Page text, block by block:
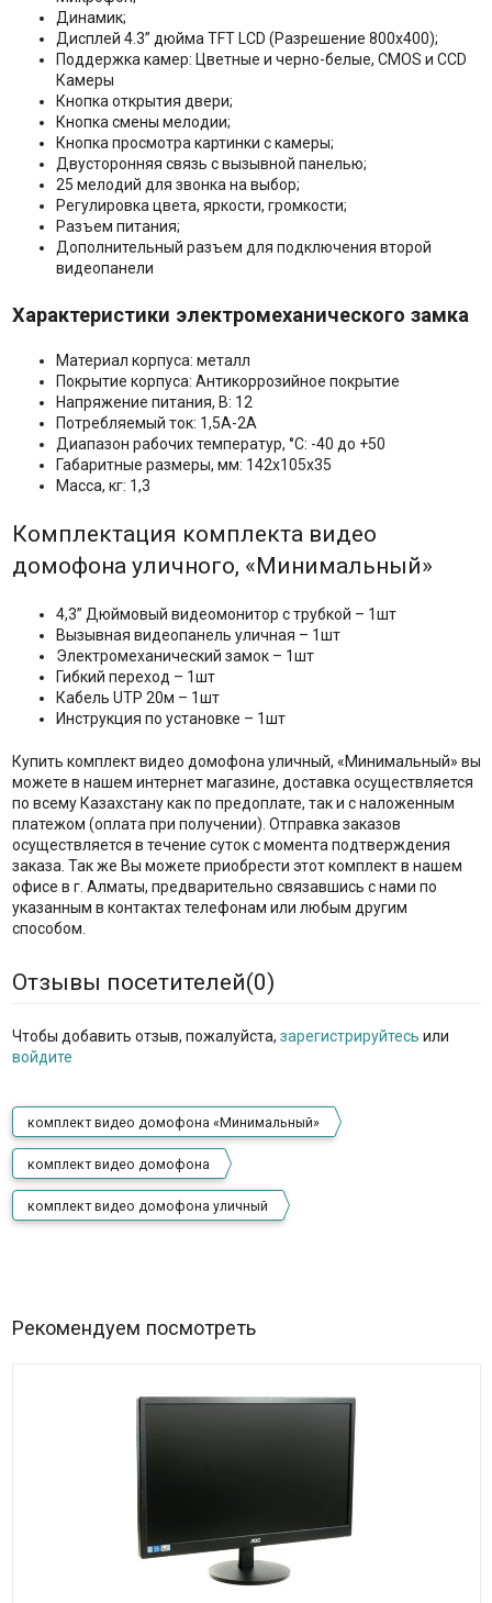
Динамик;
Дисплей 4.3” дюйма TFT LCD (Разрешение 800х400);
Поддержка камер: Цветные и черно-белые, CMOS и CCD
Камеры
Кнопка открытия двери;
Кнопка смены мелодии;
Кнопка просмотра картинки с камеры;
Двусторонняя связь с вызывной панелью;
25 мелодий для звонка на выбор;
Регулировка цвета, яркости, громкости;
Разъем питания;
Дополнительный разъем для подключения второй
видеопанели
Характеристики электромеханического замка
Материал корпуса: металл
Покрытие корпуса: Антикоррозийное покрытие
Напряжение питания, В: 12
Потребляемый ток: 1,5А-2А
Диапазон рабочих температур, °С: -40 до +50
Габаритные размеры, мм: 142х105х35
Масса, кг: 1,3
Комплектация комплекта видео
домофона уличного, «Минимальный»
4,3” Дюймовый видеомонитор с трубкой – 1шт
Вызывная видеопанель уличная – 1шт
Электромеханический замок – 1шт
Гибкий переход – 1шт
Кабель UTP 20м – 1шт
Инструкция по установке – 1шт
Купить комплект видео домофона уличный, «Минимальный» вы
можете в нашем интернет магазине, доставка осуществляется
по всему Казахстану как по предоплате, так и с наложенным
платежом (оплата при получении). Отправка заказов
осуществляется в течение суток с момента подтверждения
заказа. Так же Вы можете приобрести этот комплект в нашем
офисе в г. Алматы, предварительно связавшись с нами по
указанным в контактах телефонам или любым другим
способом.
Отзывы посетителей(0)
Чтобы добавить отзыв, пожалуйста, зарегистрируйтесь или
войдите
комплект видео домофона «Минимальный»
комплект видео домофона
комплект видео домофона уличный
Рекомендуем посмотреть